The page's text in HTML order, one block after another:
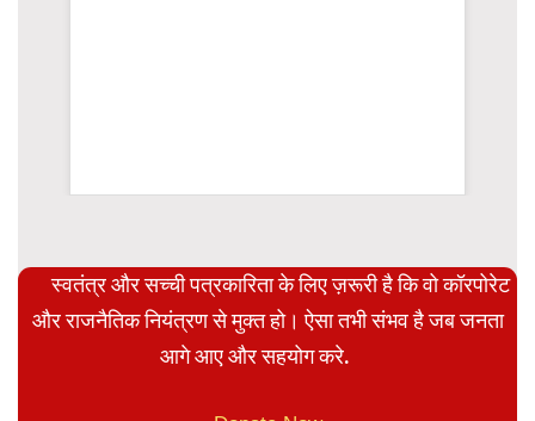
स्वतंत्र और सच्ची पत्रकारिता के लिए ज़रूरी है कि वो कॉरपोरेट
और राजनैतिक नियंत्रण से मुक्त हो। ऐसा तभी संभव है जब जनता
आगे आए और सहयोग करे.